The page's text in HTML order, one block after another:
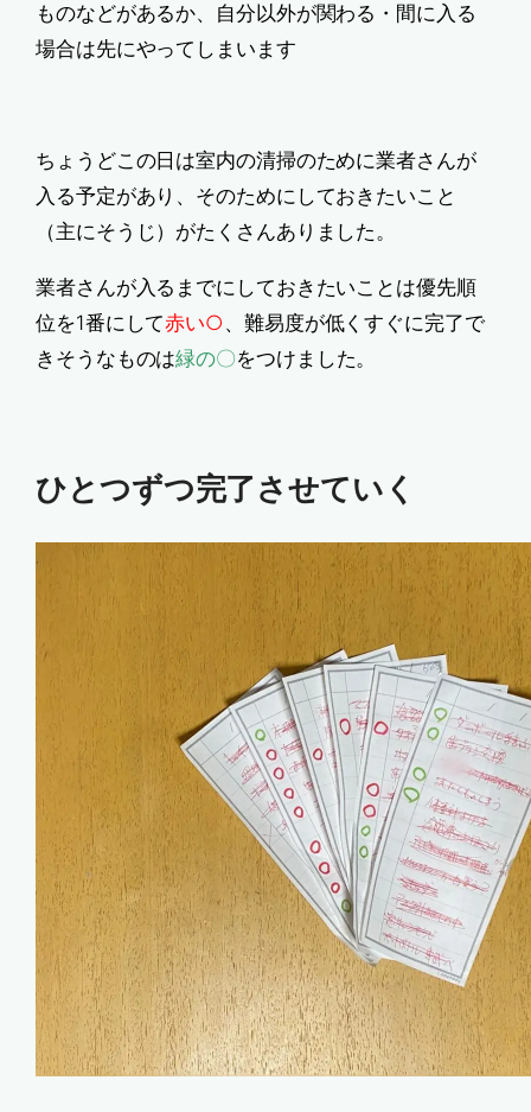
ものなどがあるか、自分以外が関わる・間に入る
場合は先にやってしまいます
ちょうどこの日は室内の清掃のために業者さんが
入る予定があり、そのためにしておきたいこと
（主にそうじ）がたくさんありました。
業者さんが入るまでにしておきたいことは優先順
位を1番にして赤い○ 、難易度が低くすぐに完了で
きそうなものは緑の〇をつけました。
ひとつずつ完了させていく